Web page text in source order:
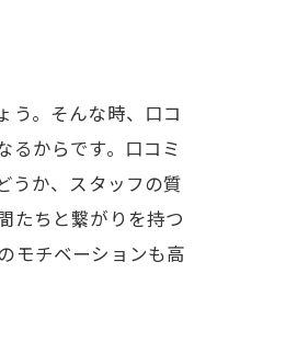
う。そんな時、口コ
るからです。口コミ
うか、スタッフの質
たちと繋がりを持つ
モチベーションも高